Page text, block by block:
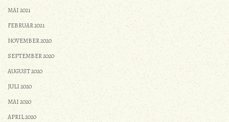
MAI 2021
FEBRUAR 2021
NOVEMBER 2020
SEPTEMBER 2020
AUGUST 2020
JULI 2020
MAI 2020
APRIL 2020